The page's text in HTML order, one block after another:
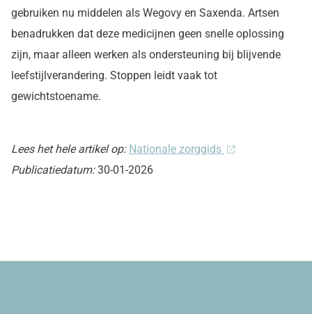
gebruiken nu middelen als Wegovy en Saxenda. Artsen
benadrukken dat deze medicijnen geen snelle oplossing
zijn, maar alleen werken als ondersteuning bij blijvende
leefstijlverandering. Stoppen leidt vaak tot
gewichtstoename.
Lees het hele artikel op: Nationale zorggids
Publicatiedatum:30-01-2026